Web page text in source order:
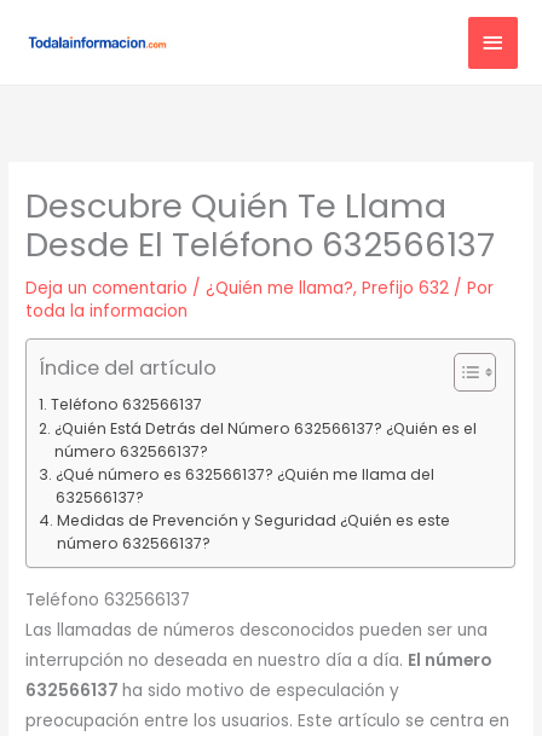
Descubre Quién Te Llama
Desde El Teléfono 632566137
Deja un comentario /¿Quién me llama?,Prefijo 632 / Por
toda la informacion
Índice del artículo
Teléfono 632566137
¿Quién Está Detrás del Número 632566137? ¿Quién es el
número 632566137?
¿Qué número es 632566137? ¿Quién me llama del
632566137?
Medidas de Prevención y Seguridad ¿Quién es este
número 632566137?
Teléfono 632566137
Las llamadas de números desconocidos pueden ser una
interrupción no deseada en nuestro día a día. El número
632566137ha sido motivo de especulación y
preocupación entre los usuarios. Este artículo se centra en